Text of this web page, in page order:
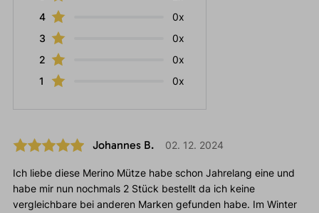
4
0x
3
0x
2
0x
1
0x
Johannes B. 02. 12. 2024
Ich liebe diese Merino Mütze habe schon Jahrelang eine und
habe mir nun nochmals 2 Stück bestellt da ich keine
vergleichbare bei anderen Marken gefunden habe. Im Winter